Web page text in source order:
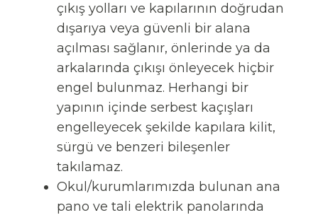
çıkış yolları ve kapılarının doğrudan
dışarıya veya güvenli bir alana
açılması sağlanır, önlerinde ya da
arkalarında çıkışı önleyecek hiçbir
engel bulunmaz. Herhangi bir
yapının içinde serbest kaçışları
engelleyecek şekilde kapılara kilit,
sürgü ve benzeri bileşenler
takılamaz.
Okul/kurumlarımızda bulunan ana
pano ve tali elektrik panolarında